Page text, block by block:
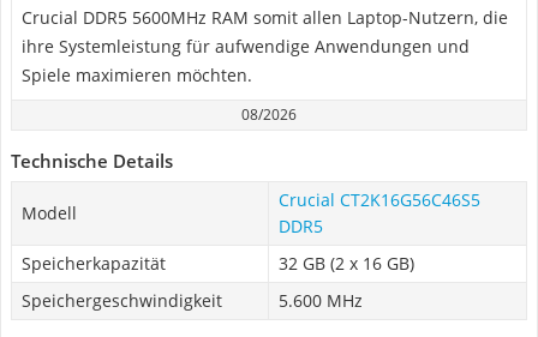
Crucial DDR5 5600MHz RAM somit allen Laptop-Nutzern, die
ihre Systemleistung für aufwendige Anwendungen und
Spiele maximieren möchten.
08/2026
Technische Details
Modell
Crucial CT2K16G56C46S5
DDR5
Speicherkapazität
32 GB (2 x 16 GB)
Speichergeschwindigkeit
5.600 MHz